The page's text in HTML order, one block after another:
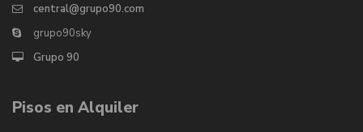
central@grupo90.com
grupo90sky
Grupo 90
Pisos en Alquiler